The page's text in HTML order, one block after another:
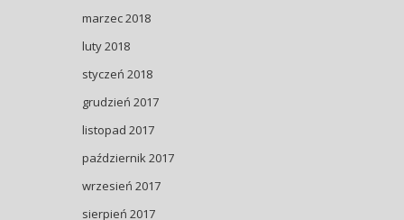
marzec 2018
luty 2018
styczeń 2018
grudzień 2017
listopad 2017
październik 2017
wrzesień 2017
sierpień 2017